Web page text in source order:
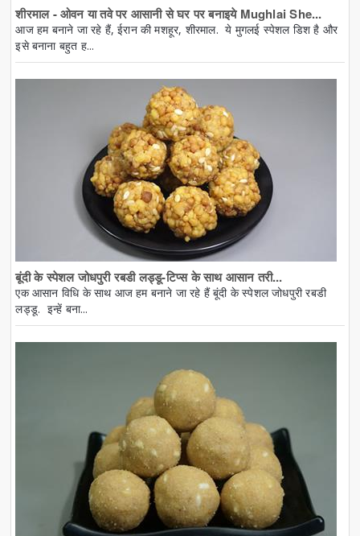
शीरमाल - ओवन या तवे पर आसानी से घर पर बनाइये Mughlai She...
आज हम बनाने जा रहे हैं, ईरान की मशहूर, शीरमाल. ये मुगलई स्पेशल डिश है और
इसे बनाना बहुत ह...
बूंदी के स्पेशल जोधपुरी रबडी लड्डू-टिप्स के साथ आसान तरी...
एक आसान विधि के साथ आज हम बनाने जा रहे हैं बूंदी के स्पेशल जोधपुरी रबडी
लड्डू. इन्हें बना...